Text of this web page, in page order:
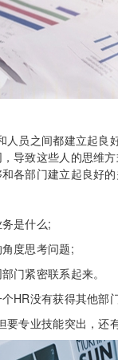
员之间都建立起良
导致这些人的思维
各部门建立起良好
是什么;
度思考问题;
紧密联系起来。
没有获得其他部
专业技能突出，还